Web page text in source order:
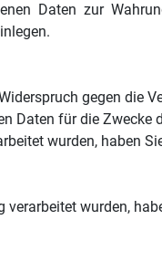
Daten zur
gegen die
Daten für die
wurden, haben
wurden,